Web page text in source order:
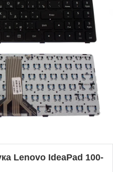
Lenovo IdeaPad 100-